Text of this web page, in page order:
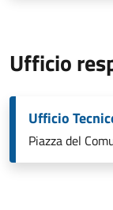
Ufficio
Ufficio
Piazza del